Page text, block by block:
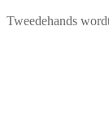
Tweedehands